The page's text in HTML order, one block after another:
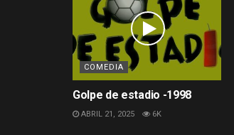
COMEDIA
Golpe de estadio -1998
ABRIL 21, 2025 6K